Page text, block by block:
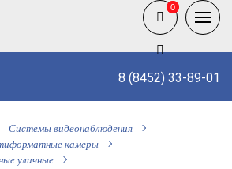
8 (8452) 33-89-01
0
0
Системы видеонаблюдения
камеры
уличные